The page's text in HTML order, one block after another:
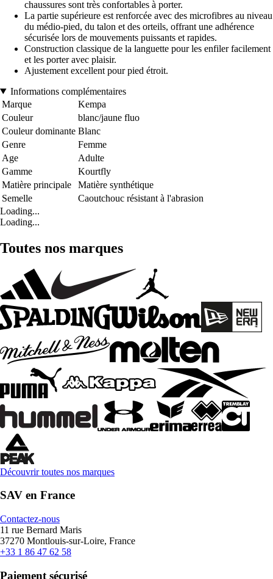
chaussures sont très confortables à porter.
La partie supérieure est renforcée avec des microfibres au niveau
du médio-pied, du talon et des orteils, offrant une adhérence
sécurisée lors de mouvements puissants et rapides.
Construction classique de la languette pour les enfiler facilement
et les porter avec plaisir.
Ajustement excellent pour pied étroit.
Informations complémentaires
Marque
Kempa
Couleur
blanc/jaune fluo
Couleur dominante Blanc
Genre
Femme
Age
Adulte
Gamme
Kourtfly
Matière principale
Matière synthétique
Semelle
Caoutchouc résistant à l'abrasion
Loading...
Loading...
Toutes nos marques
Découvrir toutes nos marques
SAV en France
Contactez-nous
11 rue Bernard Maris
37270 Montlouis-sur-Loire, France
+33 1 86 47 62 58
Paiement sécurisé